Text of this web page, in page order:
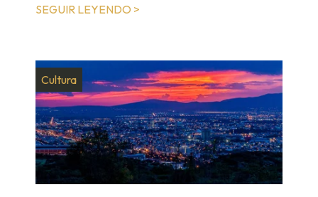
SEGUIR LEYENDO >
Cultura